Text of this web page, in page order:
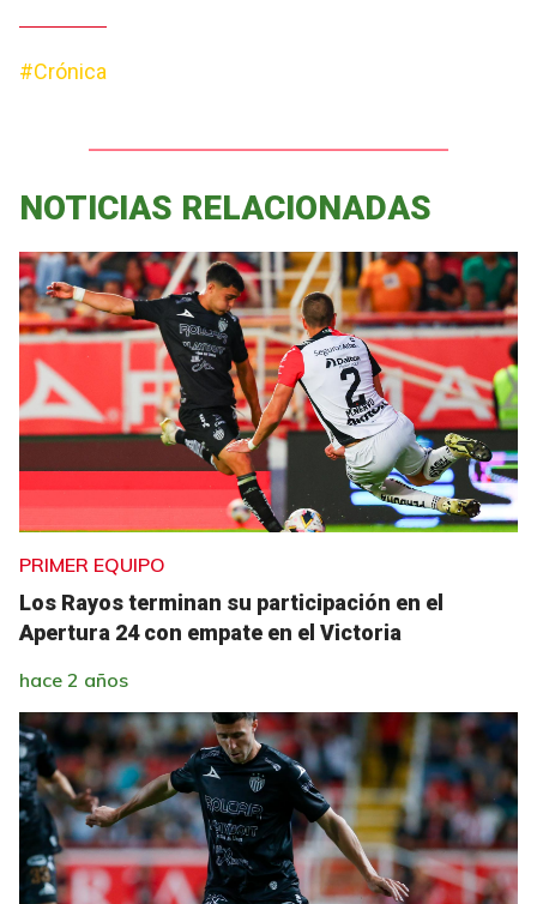
#Crónica
NOTICIAS RELACIONADAS
PRIMER EQUIPO
Los Rayos terminan su participación en el
Apertura 24 con empate en el Victoria
hace 2 años